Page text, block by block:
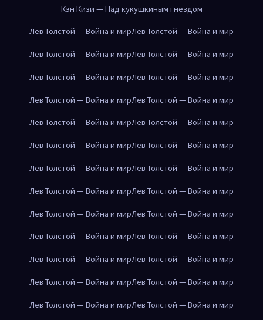
Кэн Кизи — Над кукушкиным гнездом
Лев Толстой — Война и мирЛев Толстой — Война и мир
Лев Толстой — Война и мирЛев Толстой — Война и мир
Лев Толстой — Война и мирЛев Толстой — Война и мир
Лев Толстой — Война и мирЛев Толстой — Война и мир
Лев Толстой — Война и мирЛев Толстой — Война и мир
Лев Толстой — Война и мирЛев Толстой — Война и мир
Лев Толстой — Война и мирЛев Толстой — Война и мир
Лев Толстой — Война и мирЛев Толстой — Война и мир
Лев Толстой — Война и мирЛев Толстой — Война и мир
Лев Толстой — Война и мирЛев Толстой — Война и мир
Лев Толстой — Война и мирЛев Толстой — Война и мир
Лев Толстой — Война и мирЛев Толстой — Война и мир
Лев Толстой — Война и мирЛев Толстой — Война и мир